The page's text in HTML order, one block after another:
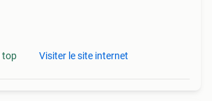
top Visiter le site internet